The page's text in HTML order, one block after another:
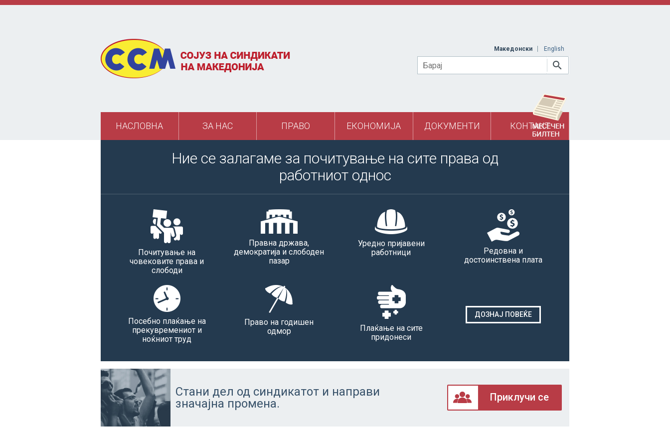
Skip to main content
Македонски English
Барај
НАСЛОВНА ЗА НАС ПРАВО ЕКОНОМИЈА ДОКУМЕНТИ КОНТАКТ
Ние се залагаме за почитување на сите права од
работниот однос
Почитување на
човековите права и
слободи
Правна држава,
демократија и слободен
пазар
Уредно пријавени
работници
Редовна и
достоинствена плата
Посебно плаќање на
прекувремениот и
ноќниот труд
Право на годишен
одмор
Плаќање на сите
придонеси
ДОЗНАЈ ПОВЕЌЕ
Стани дел од синдикатот и направи
значајна промена.
Приклучи се